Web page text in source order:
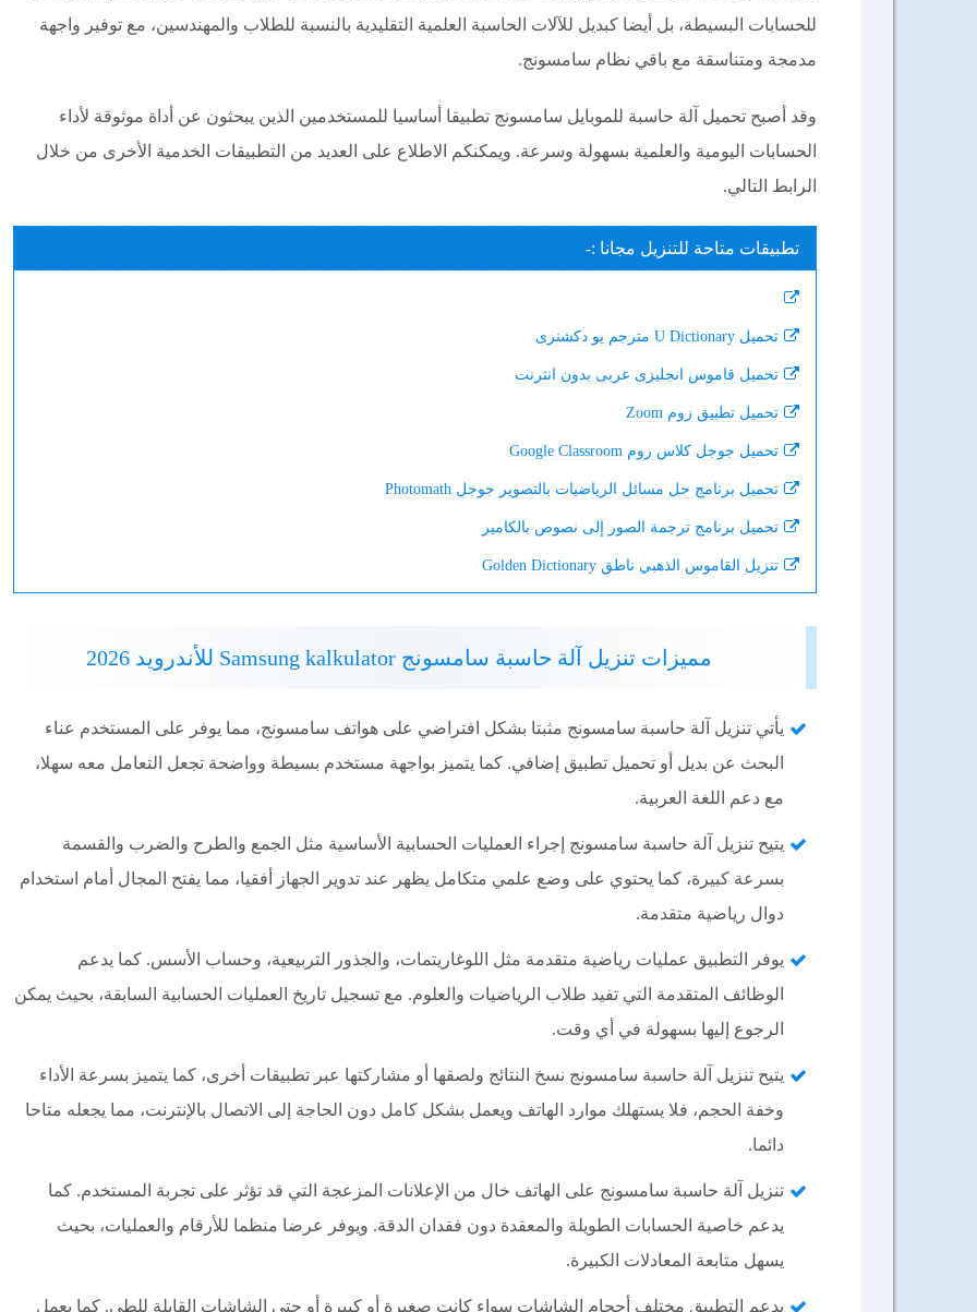
للحسابات البسيطة، بل أيضا كبديل للآلات الحاسبة العلمية التقليدية بالنسبة للطلاب والمهندسين، مع توفير واجهة
مدمجة ومتناسقة مع باقي نظام سامسونج.
وقد أصبح تحميل آلة حاسبة للموبايل سامسونج تطبيقا أساسيا للمستخدمين الذين يبحثون عن أداة موثوقة لأداء
الحسابات اليومية والعلمية بسهولة وسرعة. ويمكنكم الاطلاع على العديد من التطبيقات الخدمية الأخرى من خلال
الرابط التالي.
تطبيقات متاحة للتنزيل مجانا :-
تحميل U Dictionary مترجم يو دكشنرى
تحميل قاموس انجليزى عربى بدون انترنت
تحميل تطبيق زوم Zoom
تحميل جوجل كلاس روم Google Classroom
تحميل برنامج حل مسائل الرياضيات بالتصوير جوجل Photomath
تحميل برنامج ترجمة الصور إلى نصوص بالكامير
تنزيل القاموس الذهبي ناطق Golden Dictionary
مميزات تنزيل آلة حاسبة سامسونج Samsung kalkulator للأندرويد 2026
يأتي تنزيل آلة حاسبة سامسونج مثبتا بشكل افتراضي على هواتف سامسونج، مما يوفر على المستخدم عناء
البحث عن بديل أو تحميل تطبيق إضافي. كما يتميز بواجهة مستخدم بسيطة وواضحة تجعل التعامل معه سهلا،
مع دعم اللغة العربية.
يتيح تنزيل آلة حاسبة سامسونج إجراء العمليات الحسابية الأساسية مثل الجمع والطرح والضرب والقسمة
بسرعة كبيرة، كما يحتوي على وضع علمي متكامل يظهر عند تدوير الجهاز أفقيا، مما يفتح المجال أمام استخدام
دوال رياضية متقدمة.
يوفر التطبيق عمليات رياضية متقدمة مثل اللوغاريتمات، والجذور التربيعية، وحساب الأسس. كما يدعم
الوظائف المتقدمة التي تفيد طلاب الرياضيات والعلوم. مع تسجيل تاريخ العمليات الحسابية السابقة، بحيث يمكن
الرجوع إليها بسهولة في أي وقت.
يتيح تنزيل آلة حاسبة سامسونج نسخ النتائج ولصقها أو مشاركتها عبر تطبيقات أخرى، كما يتميز بسرعة الأداء
وخفة الحجم، فلا يستهلك موارد الهاتف ويعمل بشكل كامل دون الحاجة إلى الاتصال بالإنترنت، مما يجعله متاحا
دائما.
تنزيل آلة حاسبة سامسونج على الهاتف خال من الإعلانات المزعجة التي قد تؤثر على تجربة المستخدم. كما
يدعم خاصية الحسابات الطويلة والمعقدة دون فقدان الدقة. ويوفر عرضا منظما للأرقام والعمليات، بحيث
يسهل متابعة المعادلات الكبيرة.
يدعم التطبيق مختلف أحجام الشاشات سواء كانت صغيرة أو كبيرة أو حتى الشاشات القابلة للطي. كما يعمل